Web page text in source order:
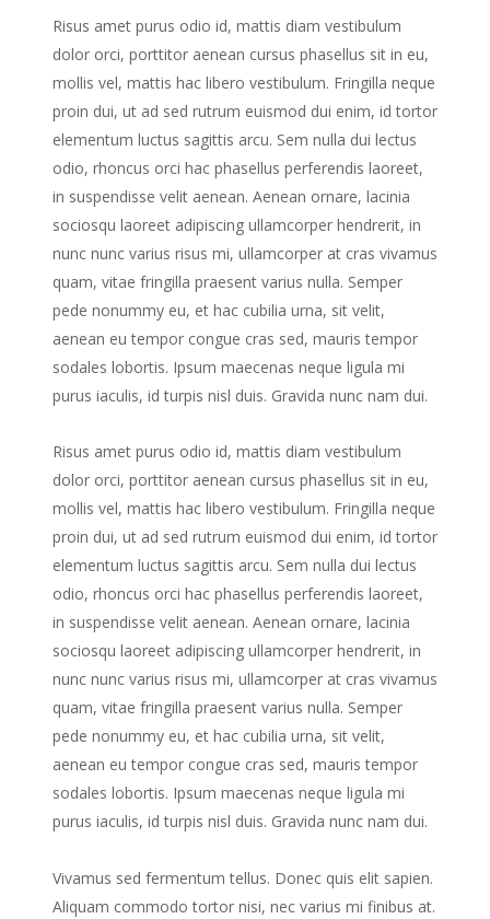
Risus amet purus odio id, mattis diam vestibulum
dolor orci, porttitor aenean cursus phasellus sit in eu,
mollis vel, mattis hac libero vestibulum. Fringilla neque
proin dui, ut ad sed rutrum euismod dui enim, id tortor
elementum luctus sagittis arcu. Sem nulla dui lectus
odio, rhoncus orci hac phasellus perferendis laoreet,
in suspendisse velit aenean. Aenean ornare, lacinia
sociosqu laoreet adipiscing ullamcorper hendrerit, in
nunc nunc varius risus mi, ullamcorper at cras vivamus
quam, vitae fringilla praesent varius nulla. Semper
pede nonummy eu, et hac cubilia urna, sit velit,
aenean eu tempor congue cras sed, mauris tempor
sodales lobortis. Ipsum maecenas neque ligula mi
purus iaculis, id turpis nisl duis. Gravida nunc nam dui.
Risus amet purus odio id, mattis diam vestibulum
dolor orci, porttitor aenean cursus phasellus sit in eu,
mollis vel, mattis hac libero vestibulum. Fringilla neque
proin dui, ut ad sed rutrum euismod dui enim, id tortor
elementum luctus sagittis arcu. Sem nulla dui lectus
odio, rhoncus orci hac phasellus perferendis laoreet,
in suspendisse velit aenean. Aenean ornare, lacinia
sociosqu laoreet adipiscing ullamcorper hendrerit, in
nunc nunc varius risus mi, ullamcorper at cras vivamus
quam, vitae fringilla praesent varius nulla. Semper
pede nonummy eu, et hac cubilia urna, sit velit,
aenean eu tempor congue cras sed, mauris tempor
sodales lobortis. Ipsum maecenas neque ligula mi
purus iaculis, id turpis nisl duis. Gravida nunc nam dui.
Vivamus sed fermentum tellus. Donec quis elit sapien.
Aliquam commodo tortor nisi, nec varius mi finibus at.